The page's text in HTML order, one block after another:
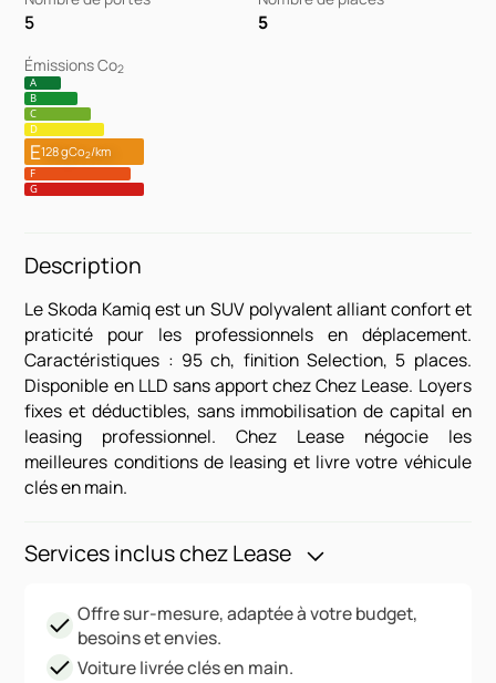
5 5
Émissions Co2
A
B
C
D
E128 gCo2/km
F
G
Description
Le Skoda Kamiq est un SUV polyvalent alliant confort et
praticité pour les professionnels en déplacement.
Caractéristiques : 95 ch, finition Selection, 5 places.
Disponible en LLD sans apport chez Chez Lease. Loyers
fixes et déductibles, sans immobilisation de capital en
leasing professionnel. Chez Lease négocie les
meilleures conditions de leasing et livre votre véhicule
clés en main.
Services inclus chez Lease
Offre sur-mesure, adaptée à votre budget,
besoins et envies.
Voiture livrée clés en main.